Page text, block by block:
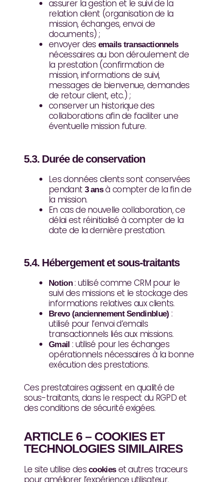
assurer la gestion et le suivi de la
relation client (organisation de la
mission, échanges, envoi de
documents) ;
envoyer des emails transactionnels
nécessaires au bon déroulement de
la prestation (confirmation de
mission, informations de suivi,
messages de bienvenue, demandes
de retour client, etc.) ;
conserver un historique des
collaborations afin de faciliter une
éventuelle mission future.
5.3. Durée de conservation
Les données clients sont conservées
pendant 3 ansà compter de la fin de
la mission.
En cas de nouvelle collaboration, ce
délai est réinitialisé à compter de la
date de la dernière prestation.
5.4. Hébergement et sous-traitants
Notion: utilisé comme CRM pour le
suivi des missions et le stockage des
informations relatives aux clients.
Brevo (anciennement Sendinblue) :
utilisé pour l’envoi d’emails
transactionnels liés aux missions.
Gmail : utilisé pour les échanges
opérationnels nécessaires à la bonne
exécution des prestations.
Ces prestataires agissent en qualité de
sous-traitants, dans le respect du RGPD et
des conditions de sécurité exigées.
ARTICLE 6 – COOKIES ET
TECHNOLOGIES SIMILAIRES
Le site utilise descookieset autres traceurs
pour améliorer l’expérience utilisateur,